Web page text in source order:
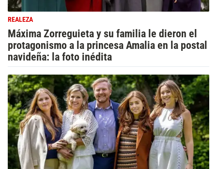
REALEZA
Máxima Zorreguieta y su familia le dieron el
protagonismo a la princesa Amalia en la postal
navideña: la foto inédita